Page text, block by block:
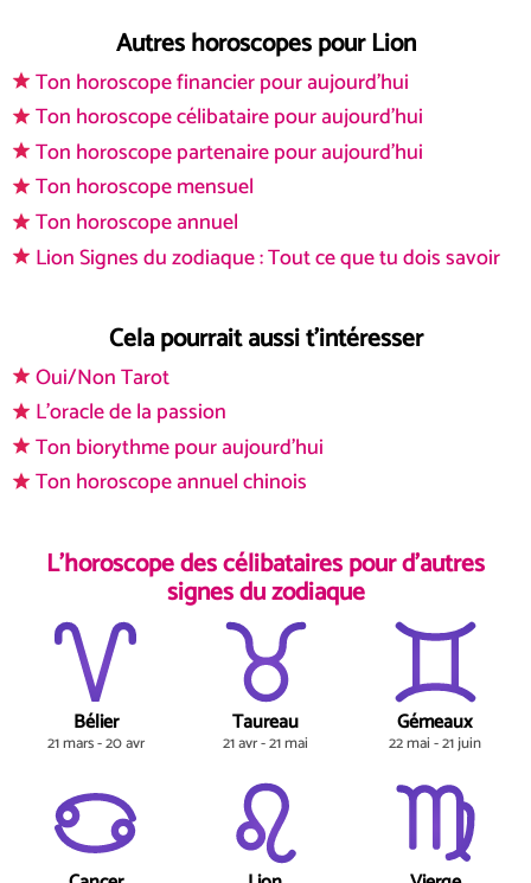
Autres horoscopes pour Lion
Ton horoscope financier pour aujourd'hui
Ton horoscope célibataire pour aujourd'hui
Ton horoscope partenaire pour aujourd'hui
Ton horoscope mensuel
Ton horoscope annuel
Lion Signes du zodiaque : Tout ce que tu dois savoir
Cela pourrait aussi t'intéresser
Oui/Non Tarot
L'oracle de la passion
Ton biorythme pour aujourd'hui
Ton horoscope annuel chinois
L'horoscope des célibataires pour d'autres
signes du zodiaque
Bélier
21 mars - 20 avr
Taureau
21 avr - 21 mai
Gémeaux
22 mai - 21 juin